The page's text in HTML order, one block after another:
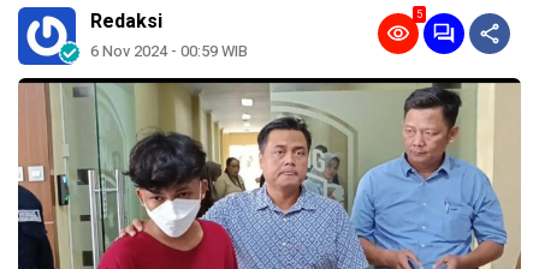
Redaksi
6 Nov 2024 - 00:59 WIB
5